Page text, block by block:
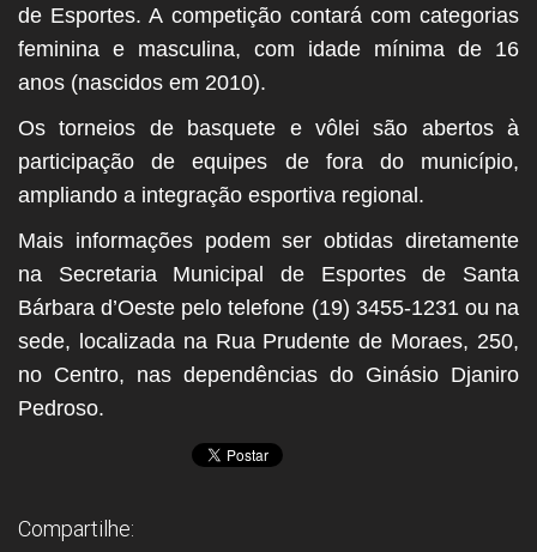
de Esportes. A competição contará com categorias
feminina e masculina, com idade mínima de 16
anos (nascidos em 2010).
Os torneios de basquete e vôlei são abertos à
participação de equipes de fora do município,
ampliando a integração esportiva regional.
Mais informações podem ser obtidas diretamente
na Secretaria Municipal de Esportes de Santa
Bárbara d’Oeste pelo telefone (19) 3455-1231 ou na
sede, localizada na Rua Prudente de Moraes, 250,
no Centro, nas dependências do Ginásio Djaniro
Pedroso.
Compartilhe: